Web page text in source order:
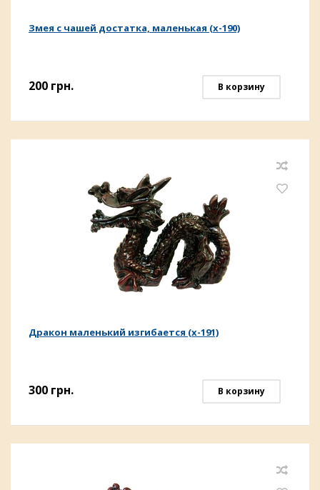
Змея с чашей достатка, маленькая (х-190)
200 грн. В корзину
Дракон маленький изгибается (х-191)
300 грн. В корзину